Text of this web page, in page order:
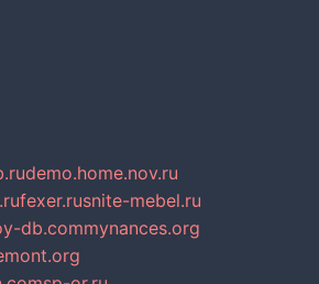
demo.home.nov.ru
fexer.rusnite-mebel.ru
db.commynances.org